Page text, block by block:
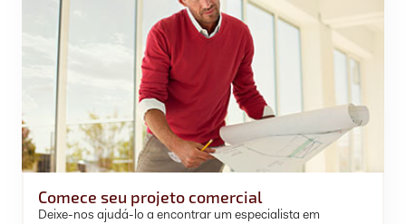
Comece seu projeto comercial
Deixe-nos ajudá-lo a encontrar um especialista em